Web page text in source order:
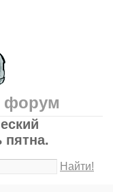
форум
Найти!